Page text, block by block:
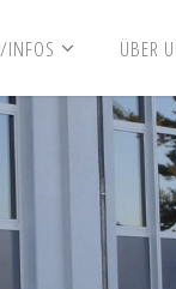
INFOS ÜBER